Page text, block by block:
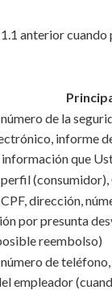
anterior
de la
informe
que
dirección,
por presunta
reembolso)
de
empleador